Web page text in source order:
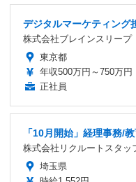
デジタルマーケティング
株式会社ブレインスリープ
東京都
年収500万円～750万円
正社員
「10月開始」経理事務/
株式会社リクルートスタッ
埼玉県